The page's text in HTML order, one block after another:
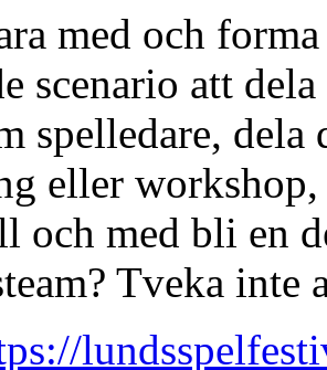
med och
scenario att
spelledare, dela
eller
och med bli en
Tveka inte